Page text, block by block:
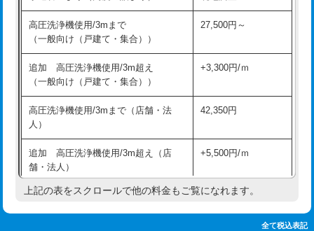
追加人工 16,500円
廃棄・処分 現場見積
※給水管工事は20mmまでの価格です。
持込商品取付（混合水栓）
持込商品取付（浄水器・分岐水栓） 16,500円
業）
排水管工事（追加 排水管工事/3ｍ超
え）
マス交換（土の掘削・埋め戻し作業） 11,000円~
高圧洗浄機使用/3mまで
（一般向け（戸建て・集合））
27,500円～
追加 高圧洗浄機使用/3m超え
（一般向け（戸建て・集合））
+3,300円/ｍ
高圧洗浄機使用/3mまで（店舗・法
人）
42,350円
追加 高圧洗浄機使用/3m超え（店
舗・法人）
+5,500円/ｍ
高度高圧洗浄換 現地調査
上記の表をスクロールで他の料金もご覧になれます。
全て税込表記